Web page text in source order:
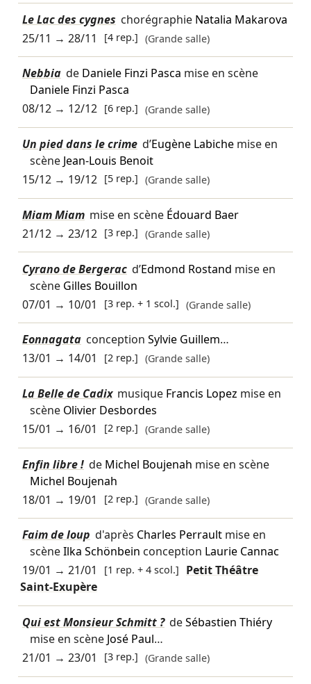
Le Lac des cygnes chorégraphie Natalia Makarova
25/11 → 28/11 [4 rep.] (Grande salle)
Nebbia de Daniele Finzi Pasca mise en scène
Daniele Finzi Pasca
08/12→ 12/12 [6 rep.] (Grande salle)
Un pied dans le crime d’Eugène Labichemise en
scène Jean-Louis Benoit
15/12→ 19/12 [5 rep.] (Grande salle)
Miam Miam mise en scène Édouard Baer
21/12→ 23/12 [3 rep.] (Grande salle)
Cyrano de Bergerac d’Edmond Rostand mise en
scène Gilles Bouillon
07/01 → 10/01 [3 rep. + 1 scol.] (Grande salle)
Eonnagata conception Sylvie Guillem…
13/01 → 14/01 [2 rep.] (Grande salle)
La Belle de Cadix musique Francis Lopez mise en
scène Olivier Desbordes
15/01 → 16/01 [2 rep.] (Grande salle)
Enfin libre ! de Michel Boujenah mise en scène
Michel Boujenah
18/01 → 19/01 [2 rep.] (Grande salle)
Faim de loup d'après Charles Perraultmise en
scèneIlka Schönbein conception Laurie Cannac
19/01 → 21/01 [1 rep. + 4 scol.]
Petit Théâtre
Saint-Exupère
Qui est Monsieur Schmitt ? deSébastien Thiéry
mise en scène José Paul…
21/01 → 23/01 [3 rep.] (Grande salle)